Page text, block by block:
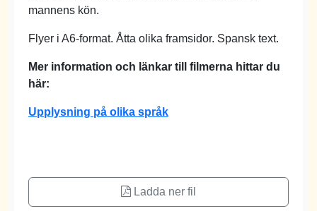
mannens kön.
Flyer i A6-format. Åtta olika framsidor. Spansk text.
Mer information och länkar till filmerna hittar du
här:
Upplysning på olika språk
Ladda ner fil